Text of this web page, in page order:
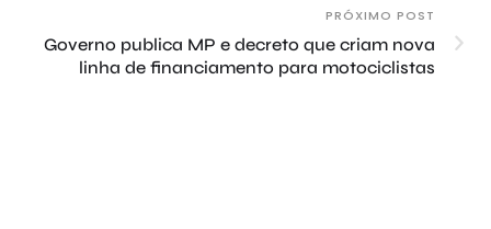
PRÓXIMO POST
Governo publica MP e decreto que criam nova
linha de financiamento para motociclistas